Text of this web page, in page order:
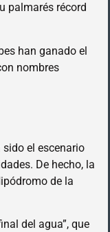
palmarés récord
han ganado el
nombres
sido el escenario
De hecho, la
de la
del agua”, que